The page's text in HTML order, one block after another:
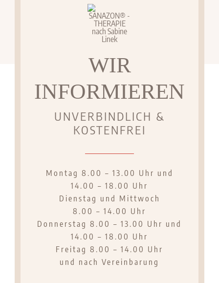
WIR
INFORMIEREN
UNVERBINDLICH &
KOSTENFREI
Montag 8.00 – 13.00 Uhr und
14.00 – 18.00 Uhr
Dienstag und Mittwoch
8.00 – 14.00 Uhr
Donnerstag 8.00 – 13.00 Uhr und
14.00 – 18.00 Uhr
Freitag 8.00 – 14.00 Uhr
und nach Vereinbarung